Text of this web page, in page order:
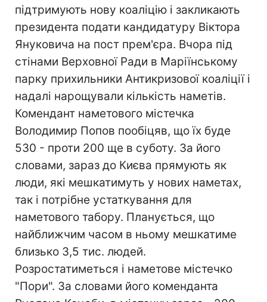
підтримують нову коаліцію і закликають
президента подати кандидатуру Віктора
Януковича на пост прем'єра. Вчора під
стінами Верховної Ради в Маріїнському
парку прихильники Антикризової коаліції і
надалі нарощували кількість наметів.
Комендант наметового містечка
Володимир Попов пообіцяв, що їх буде
530 - проти 200 ще в суботу. За його
словами, зараз до Києва прямують як
люди, які мешкатимуть у нових наметах,
так і потрібне устаткування для
наметового табору. Планується, що
найближчим часом в ньому мешкатиме
близько 3,5 тис. людей.
Розростатиметься і наметове містечко
"Пори". За словами його коменданта